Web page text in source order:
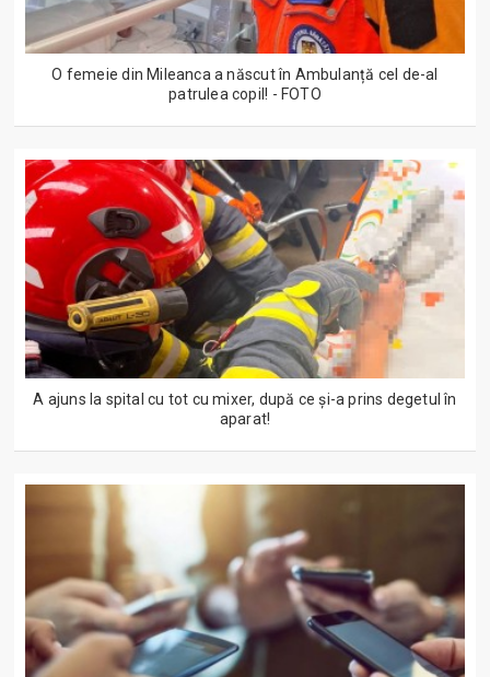
O femeie din Mileanca a născut în Ambulanță cel de-al
patrulea copil! - FOTO
A ajuns la spital cu tot cu mixer, după ce și-a prins degetul în
aparat!